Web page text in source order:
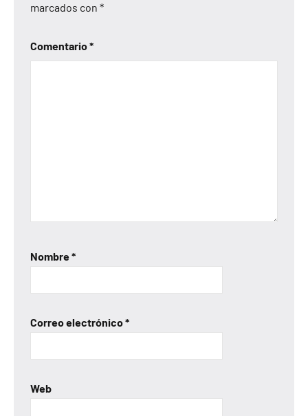
marcados con *
Comentario*
Nombre*
Correo electrónico*
Web